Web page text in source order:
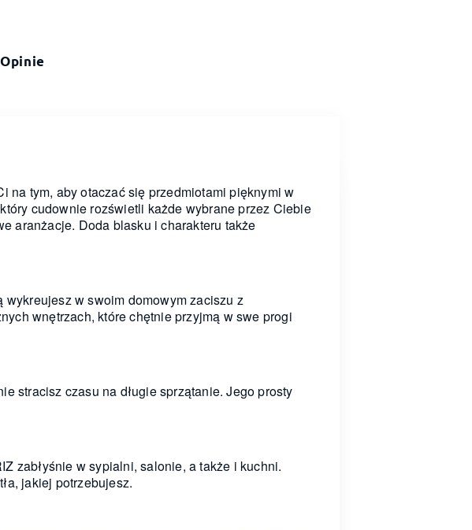
Opinie
na tym, aby otaczać się przedmiotami pięknymi w
cudownie rozświetli każde wybrane przez Ciebie
aranżacje. Doda blasku i charakteru także
w swoim domowym zaciszu z
wnętrzach, które chętnie przyjmą w swe progi
stracisz czasu na długie sprzątanie. Jego prosty
zabłyśnie w sypialni, salonie, a także i kuchni.
jakiej potrzebujesz.